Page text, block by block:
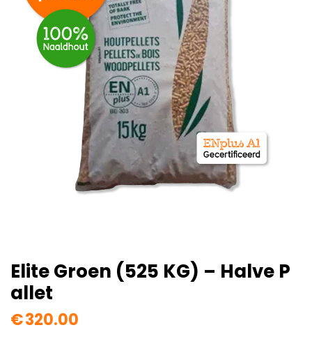
Elite Groen (525 KG) – Halve P
Allet
€320.00